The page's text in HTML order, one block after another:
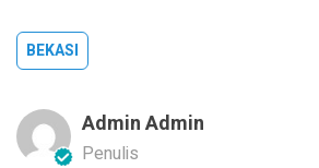
BEKASI
Admin Admin
Penulis